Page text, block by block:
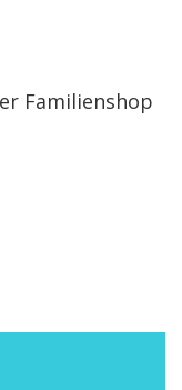
Familienshop